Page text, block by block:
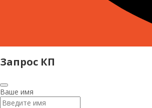
Запрос КП
Ваше имя